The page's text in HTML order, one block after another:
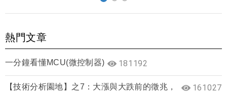
熱門文章
一分鐘看懂MCU(微控制器) 181192
【技術分析園地】之7：大漲與大跌前的徵兆，
161027